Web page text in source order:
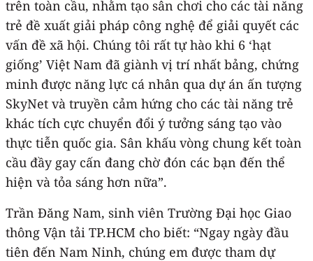
trên toàn cầu, nhằm tạo sân chơi cho các tài năng
trẻ đề xuất giải pháp công nghệ để giải quyết các
vấn đề xã hội. Chúng tôi rất tự hào khi 6 ‘hạt
giống’ Việt Nam đã giành vị trí nhất bảng, chứng
minh được năng lực cá nhân qua dự án ấn tượng
SkyNet và truyền cảm hứng cho các tài năng trẻ
khác tích cực chuyển đổi ý tưởng sáng tạo vào
thực tiễn quốc gia. Sân khấu vòng chung kết toàn
cầu đầy gay cấn đang chờ đón các bạn đến thể
hiện và tỏa sáng hơn nữa”.
Trần Đăng Nam, sinh viên Trường Đại học Giao
thông Vận tải TP.HCM cho biết: “Ngay ngày đầu
tiên đến Nam Ninh, chúng em được tham dự